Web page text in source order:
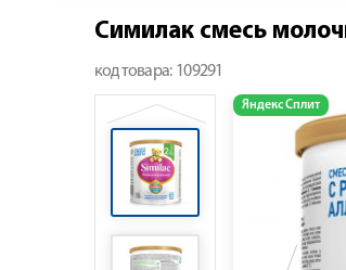
Симилак смесь
код товара: 109291
Яндекс Сплит